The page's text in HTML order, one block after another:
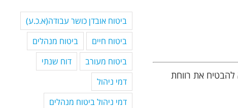
להבטיח את רווחת
ביטוח אובדן כושר עבודה(א.כ.ע)
ביטוח חיים
ביטוח מנהלים
ביטוח מעורב
דוח שנתי
דמי ניהול
דמי ניהול ביטוח מנהלים